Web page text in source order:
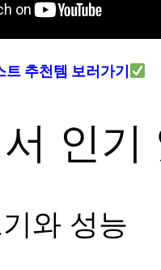
추천템 보러가기
인기
와 성능